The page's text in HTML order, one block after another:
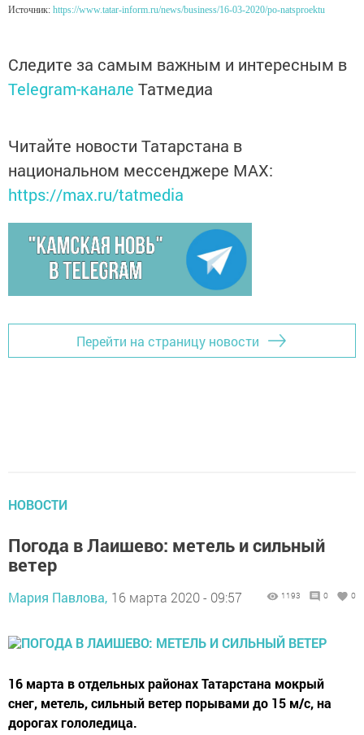
Источник: https://www.tatar-inform.ru/news/business/16-03-2020/po-natsproektu
Следите за самым важным и интересным в
Telegram-канале Татмедиа
Читайте новости Татарстана в
национальном мессенджере MАХ:
https://max.ru/tatmedia
Перейти на страницу новости
НОВОСТИ
Погода в Лаишево: метель и сильный
ветер
Мария Павлова, 16 марта 2020 - 09:57 1193 0 0
16 марта в отдельных районах Татарстана мокрый
снег, метель, сильный ветер порывами до 15 м/с, на
дорогах гололедица.